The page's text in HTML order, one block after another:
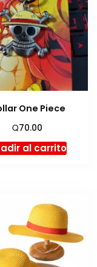
One Piece
Q70.00
al carrito